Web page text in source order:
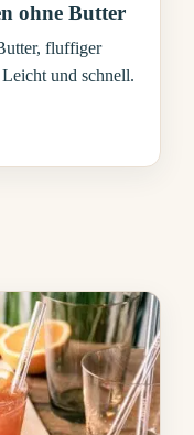
ohne Butter
fluffiger
und schnell.